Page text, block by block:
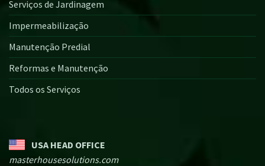
Serviços de Jardinagem
Impermeabilização
Manutenção Predial
Reformas e Manutenção
Todos os Serviços
USA HEAD OFFICE
masterhousesolutions.com